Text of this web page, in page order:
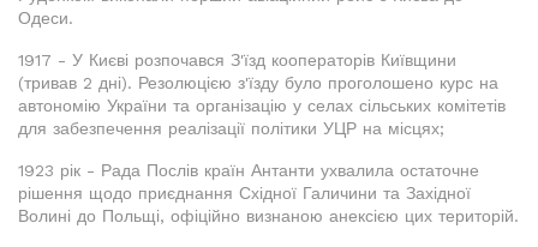
Одеси.
1917 - У Києві розпочався З'їзд кооператорів Київщини
(тривав 2 дні). Резолюцією з'їзду було проголошено курс на
автономію України та організацію у селах сільських комітетів
для забезпечення реалізації політики УЦР на місцях;
1923 рік - Рада Послів країн Антанти ухвалила остаточне
рішення щодо приєднання Східної Галичини та Західної
Волині до Польщі, офіційно визнаною анексією цих територій.